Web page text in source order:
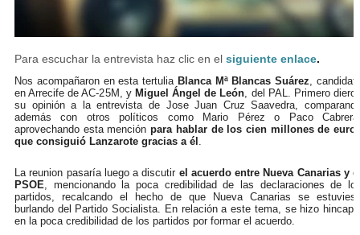
Para escuchar la entrevista haz clic en el siguiente enlace.
Nos acompañaron en esta tertulia Blanca Mª Blancas Suárez ,
en Arrecife de AC-25M, y Miguel Ángel de León , del PAL. Primero
su opinión a la entrevista de Jose Juan Cruz Saavedra,
además con otros políticos como Mario Pérez o Paco
aprovechando esta mención para hablar de los cien millones de
que consiguió Lanzarote gracias a él
La reunion pasaría luego a discutir el acuerdo entre Nueva Canarias y
PSOE , mencionando la poca credibilidad de las declaraciones de
partidos, recalcando el hecho de que Nueva Canarias se
burlando del Partido Socialista. En relación a este tema, se hizo
en la poca credibilidad de los partidos por formar el acuerdo.